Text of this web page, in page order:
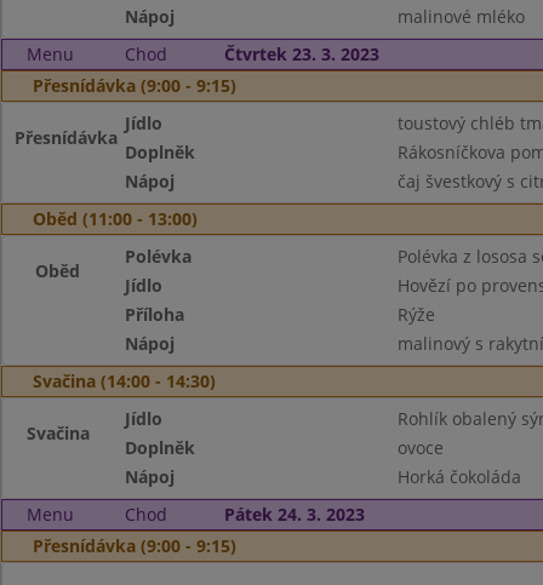
Nápoj
malinové mléko
Menu
Chod
Čtvrtek 23. 3. 2023
Přesnídávka (9:00 - 9:15)
Přesnídávka
Jídlo
toustový chléb
Doplněk
Rákosníčkova
Nápoj
čaj švestkový s
Oběd (11:00 - 13:00)
Oběd
Polévka
Polévka z lososa
Jídlo
Hovězí po
Příloha
Rýže
Nápoj
malinový s
Svačina (14:00 - 14:30)
Svačina
Jídlo
Rohlík obalený
Doplněk
ovoce
Nápoj
Horká čokoláda
Menu
Chod
Pátek 24. 3. 2023
Přesnídávka (9:00 - 9:15)